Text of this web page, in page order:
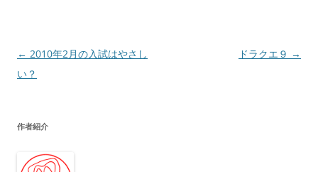
投
稿
ゲ
← 2010年2月の入試はやさし
い？
ドラクエ９ →
作者紹介